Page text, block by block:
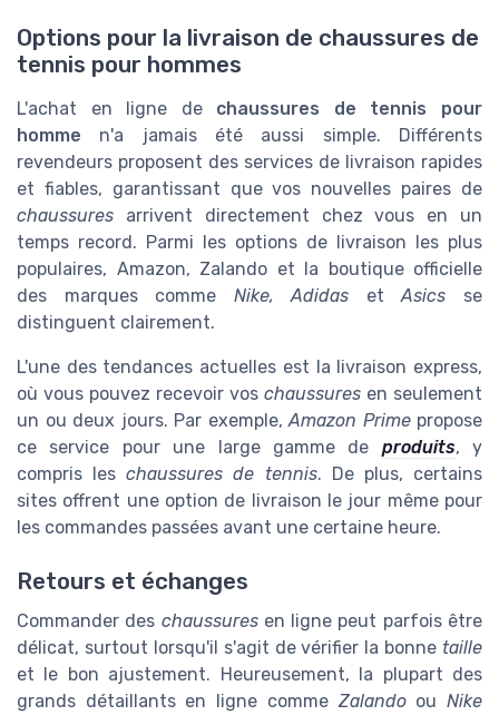
Options pour la livraison de chaussures de
tennis pour hommes
L'achat en ligne de chaussures de tennis pour
homme n'a jamais été aussi simple. Différents
revendeurs proposent des services de livraison rapides
et fiables, garantissant que vos nouvelles paires de
chaussures arrivent directement chez vous en un
temps record. Parmi les options de livraison les plus
populaires, Amazon, Zalando et la boutique officielle
des marques comme Nike, Adidas etAsics se
distinguent clairement.
L'une des tendances actuelles est la livraison express,
où vous pouvez recevoir vos chaussures en seulement
un ou deux jours. Par exemple, Amazon Primepropose
ce service pour une large gamme de produits, y
compris leschaussures de tennis. De plus, certains
sites offrent une option de livraison le jour même pour
les commandes passées avant une certaine heure.
Retours et échanges
Commander des chaussuresen ligne peut parfois être
délicat, surtout lorsqu'il s'agit de vérifier la bonne taille
et le bon ajustement. Heureusement, la plupart des
grands détaillants en ligne commeZalandoouNike